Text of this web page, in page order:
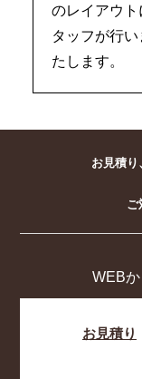
のレイアウ
タッフが行
たします。
お見積り
ご
WEB
お見積り